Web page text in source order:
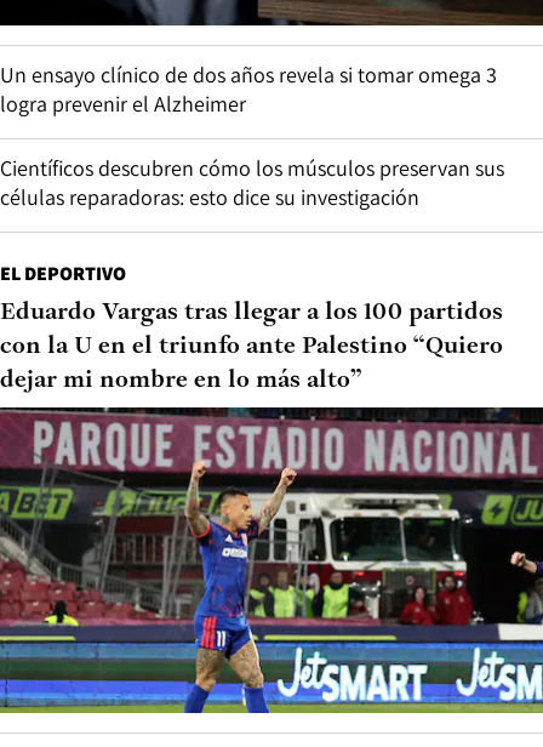
Un ensayo clínico de dos años revela si tomar omega 3
logra prevenir el Alzheimer
Científicos descubren cómo los músculos preservan sus
células reparadoras: esto dice su investigación
EL DEPORTIVO
Eduardo Vargas tras llegar a los 100 partidos
con la U en el triunfo ante Palestino “Quiero
dejar mi nombre en lo más alto”